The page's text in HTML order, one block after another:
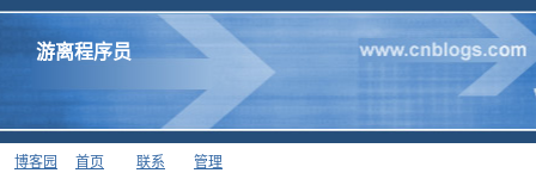
游离程序员
博客园 首页 联系 管理